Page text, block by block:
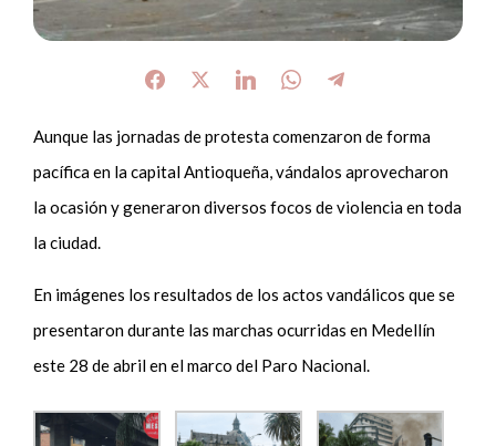
Aunque las jornadas de protesta comenzaron de forma
pacífica en la capital Antioqueña, vándalos aprovecharon
la ocasión y generaron diversos focos de violencia en toda
la ciudad.
En imágenes los resultados de los actos vandálicos que se
presentaron durante las marchas ocurridas en Medellín
este 28 de abril en el marco del Paro Nacional.